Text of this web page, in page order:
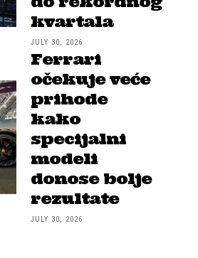
kvartala
JULY 30, 2026
Ferrari
očekuje veće
prihode
kako
specijalni
modeli
donose bolje
rezultate
JULY 30, 2026